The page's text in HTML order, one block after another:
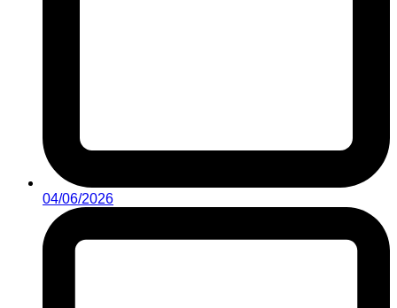
04/06/2026